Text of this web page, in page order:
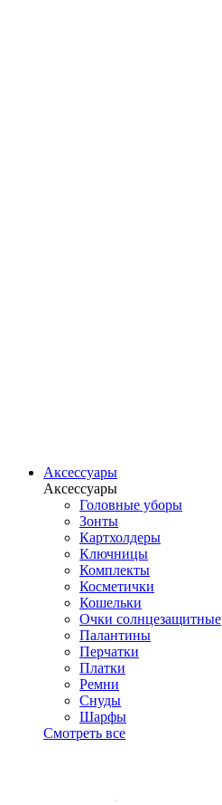
Аксессуары
Аксессуары
Головные уборы
Зонты
Картхолдеры
Ключницы
Комплекты
Косметички
Кошельки
Очки солнцезащитные
Палантины
Перчатки
Платки
Ремни
Снуды
Шарфы
Смотреть все